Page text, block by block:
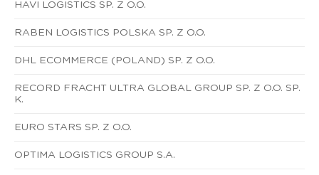
HAVI LOGISTICS SP. Z O.O.
RABEN LOGISTICS POLSKA SP. Z O.O.
DHL ECOMMERCE (POLAND) SP. Z O.O.
RECORD FRACHT ULTRA GLOBAL GROUP SP. Z O.O. SP.
K.
EURO STARS SP. Z O.O.
OPTIMA LOGISTICS GROUP S.A.